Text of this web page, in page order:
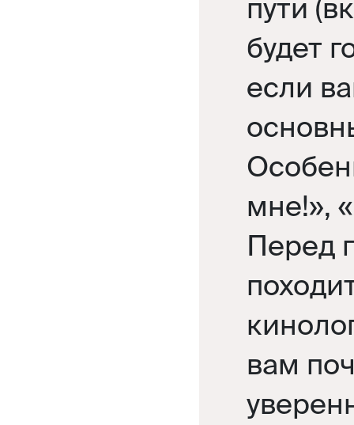
пути
будет
если
мне!»,
Перед
вам